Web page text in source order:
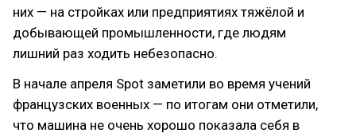
них — на стройках или предприятиях тяжёлой и
добывающей промышленности, где людям
лишний раз ходить небезопасно.
В начале апреля Spot заметили во время учений
французских военных — по итогам они отметили,
что машина не очень хорошо показала себя в